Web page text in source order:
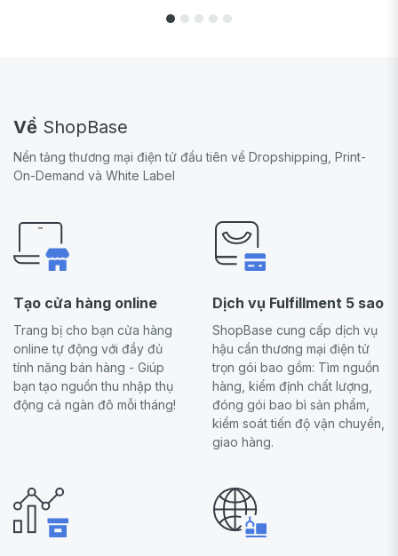
Về ShopBase
Nền tảng thương mại điện tử đầu tiên về Dropshipping, Print-
On-Demand và White Label
Tạo cửa hàng online
Trang bị cho bạn cửa hàng
online tự động với đầy đủ
tính năng bán hàng - Giúp
bạn tạo nguồn thu nhập thụ
động cả ngàn đô mỗi tháng!
Dịch vụ Fulfillment 5 sao
ShopBase cung cấp dịch vụ
hậu cần thương mại điện tử
trọn gói bao gồm: Tìm nguồn
hàng, kiểm định chất lượng,
đóng gói bao bì sản phẩm,
kiểm soát tiến độ vận chuyển,
giao hàng.